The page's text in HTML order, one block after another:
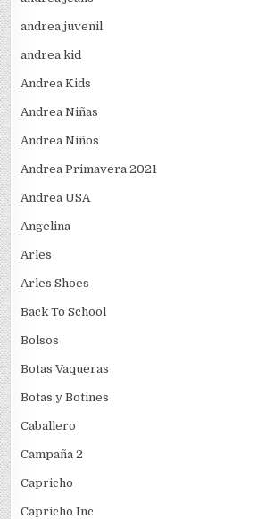
andrea juvenil
andrea kid
Andrea Kids
Andrea Niñas
Andrea Niños
Andrea Primavera 2021
Andrea USA
Angelina
Arles
Arles Shoes
Back To School
Bolsos
Botas Vaqueras
Botas y Botines
Caballero
Campaña 2
Capricho
Capricho Inc